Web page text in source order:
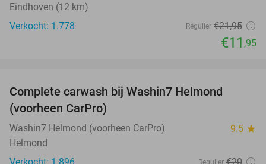
Eindhoven (12 km)
Verkocht: 1.778
Regulier €21,95
€11 ,95
Complete carwash bij Washin7 Helmond
(voorheen CarPro)
Washin7 Helmond (voorheen CarPro) 9.5 star
Helmond
Regulier